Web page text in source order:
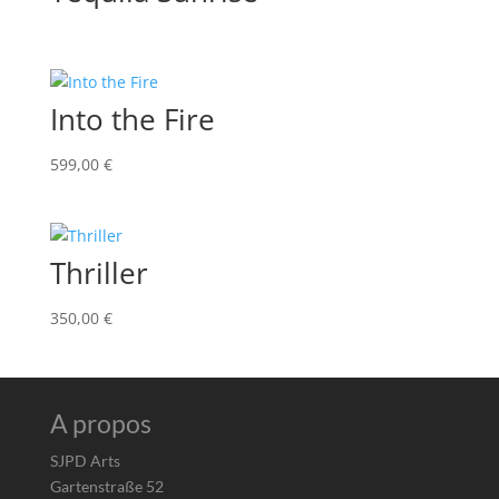
Into the Fire
599,00 €
Thriller
350,00 €
A propos
SJPD Arts
Gartenstraße 52